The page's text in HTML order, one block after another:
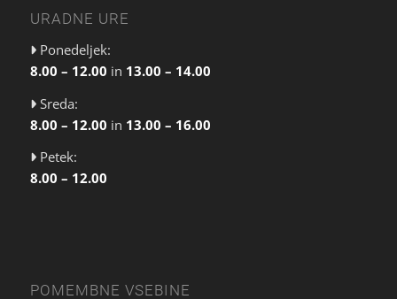
URADNE URE
Ponedeljek:
8.00 – 12.00 in 13.00 – 14.00
Sreda:
8.00 – 12.00 in 13.00 – 16.00
Petek:
8.00 – 12.00
POMEMBNE VSEBINE